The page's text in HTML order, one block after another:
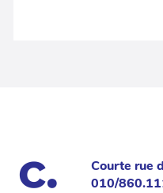
Courte rue
010/